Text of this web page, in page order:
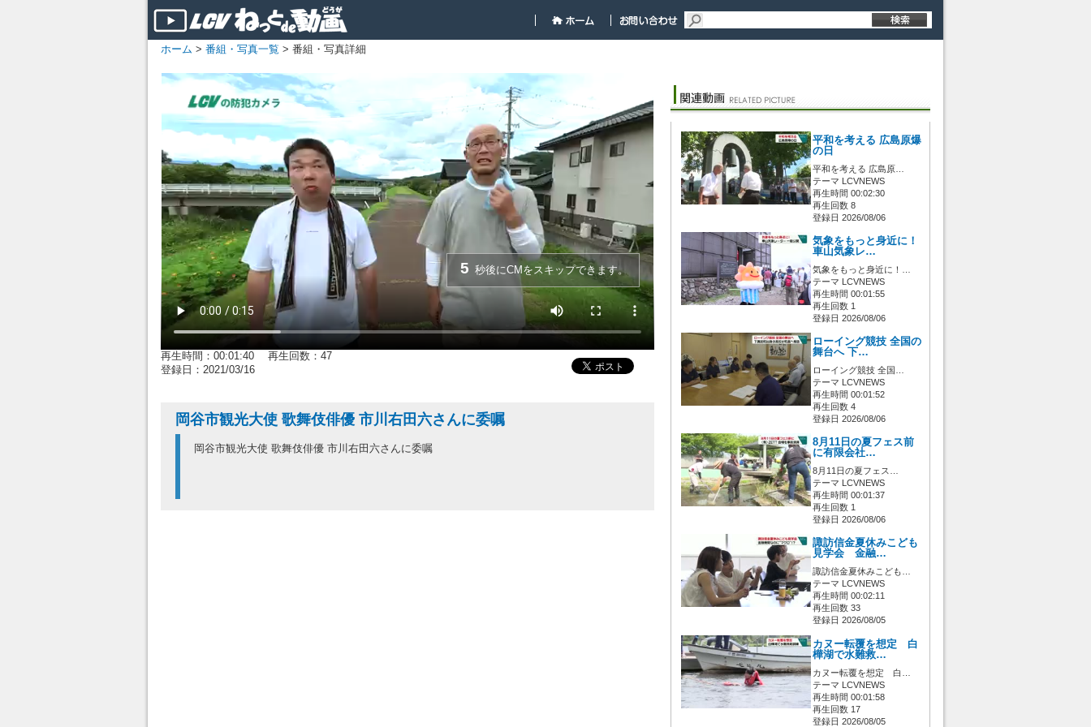
ホーム > 番組・写真一覧 > 番組・写真詳細
5 秒後にCMをスキップできます。
再生時間：00:01:40 再生回数：47
登録日：2021/03/16
岡谷市観光大使 歌舞伎俳優 市川右田六さんに委嘱
岡谷市観光大使 歌舞伎俳優 市川右田六さんに委嘱
平和を考える 広島原爆
の日
平和を考える 広島原…
テーマ LCVNEWS
再生時間 00:02:30
再生回数 8
登録日 2026/08/06
気象をもっと身近に！
車山気象レ…
気象をもっと身近に！…
テーマ LCVNEWS
再生時間 00:01:55
再生回数 1
登録日 2026/08/06
ローイング競技 全国の
舞台へ 下…
ローイング競技 全国…
テーマ LCVNEWS
再生時間 00:01:52
再生回数 4
登録日 2026/08/06
8月11日の夏フェス前
に有限会社…
8月11日の夏フェス…
テーマ LCVNEWS
再生時間 00:01:37
再生回数 1
登録日 2026/08/06
諏訪信金夏休みこども
見学会 金融…
諏訪信金夏休みこども…
テーマ LCVNEWS
再生時間 00:02:11
再生回数 33
登録日 2026/08/05
カヌー転覆を想定 白
樺湖で水難救…
カヌー転覆を想定 白…
テーマ LCVNEWS
再生時間 00:01:58
再生回数 17
登録日 2026/08/05